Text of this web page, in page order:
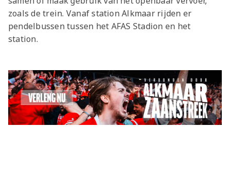
zoals de trein. Vanaf station Alkmaar rijden er
pendelbussen tussen het AFAS Stadion en het
station.